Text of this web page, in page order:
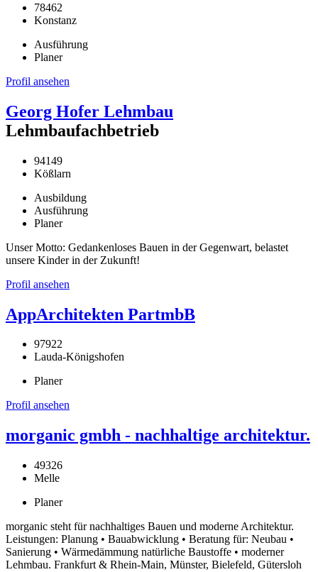
78462
Konstanz
Ausführung
Planer
Profil ansehen
Georg Hofer Lehmbau
Lehmbaufachbetrieb
94149
Kößlarn
Ausbildung
Ausführung
Planer
Unser Motto: Gedankenloses Bauen in der Gegenwart, belastet
unsere Kinder in der Zukunft!
Profil ansehen
AppArchitekten PartmbB
97922
Lauda-Königshofen
Planer
Profil ansehen
morganic gmbh - nachhaltige architektur.
49326
Melle
Planer
morganic steht für nachhaltiges Bauen und moderne Architektur.
Leistungen: Planung • Bauabwicklung • Beratung für: Neubau •
Sanierung • Wärmedämmung natürliche Baustoffe • moderner
Lehmbau. Frankfurt & Rhein-Main, Münster, Bielefeld, Gütersloh